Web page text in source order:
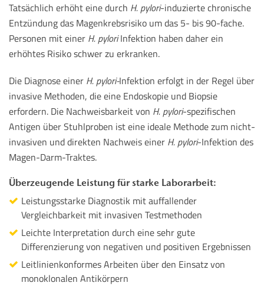
Tatsächlich erhöht eine durch H. pylori-induzierte chronische
Entzündung das Magenkrebsrisiko um das 5- bis 90-fache.
Personen mit einer H. pyloriInfektion haben daher ein
erhöhtes Risiko schwer zu erkranken.
Die Diagnose einer H. pylori-Infektion erfolgt in der Regel über
invasive Methoden, die eine Endoskopie und Biopsie
erfordern. Die Nachweisbarkeit von H. pylori-spezifischen
Antigen über Stuhlproben ist eine ideale Methode zum nicht-
invasiven und direkten Nachweis einer H. pylori-Infektion des
Magen-Darm-Traktes.
Überzeugende Leistung für starke Laborarbeit:
Leistungsstarke Diagnostik mit auffallender
Vergleichbarkeit mit invasiven Testmethoden
Leichte Interpretation durch eine sehr gute
Differenzierung von negativen und positiven Ergebnissen
Leitlinienkonformes Arbeiten über den Einsatz von
monoklonalen Antikörpern